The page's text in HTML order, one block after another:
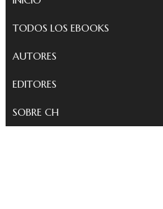
TODOS LOS EBOOKS
AUTORES
EDITORES
SOBRE CH